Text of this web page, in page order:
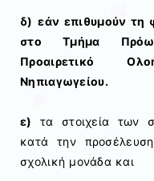
δ) εάν επιθυμούν τη
στο Τμήμα
Προαιρετικό
Νηπιαγωγείου.
ε)
τα στοιχεία των
κατά την
σχολική μονάδα και